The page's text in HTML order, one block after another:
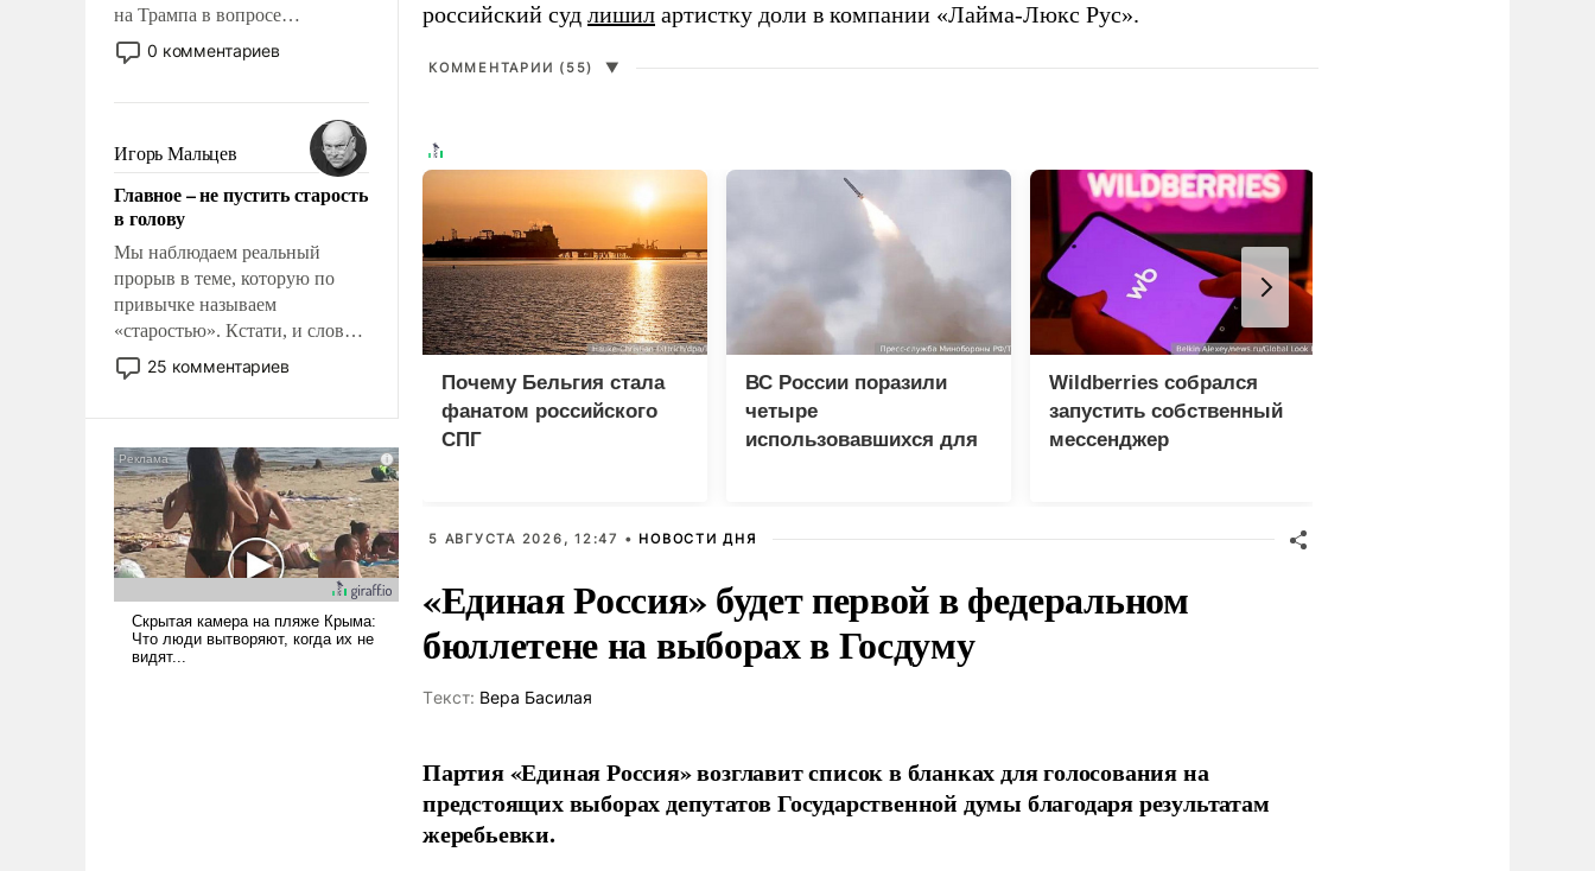
на Трампа в вопросе
предоставления вооружений
своим нанимателям. Вероятно,
консультирует Киев, пришла в
голову мысль: хорошо бы
продемонстрировать, что
Украина вступила в
вооруженное противостояние
с Ираном.
0 комментариев
Игорь Мальцев
Главное – не пустить старость
в голову
Мы наблюдаем реальный
прорыв в теме, которую по
привычке называем
«старостью». Кстати, и слово-
то это уже стараются не
использовать – так же, как
что оно уже несет негативные
коннотации.
25 комментариев
российский суд лишил артистку доли в компании «Лайма-Люкс Рус».
КОММЕНТАРИИ (55) ▼
Почему Бельгия стала
фанатом российского
СПГ
ВС России поразили
четыре
использовавшихся для
Wildberries собрался
запустить собственный
мессенджер
5 АВГУСТА 2026, 12:47 • НОВОСТИ ДНЯ
«Единая Россия» будет первой в федеральном
бюллетене на выборах в Госдуму
Tекст: Вера Басилая
Партия «Единая Россия» возглавит список в бланках для голосования на
предстоящих выборах депутатов Государственной думы благодаря результатам
жеребьевки.